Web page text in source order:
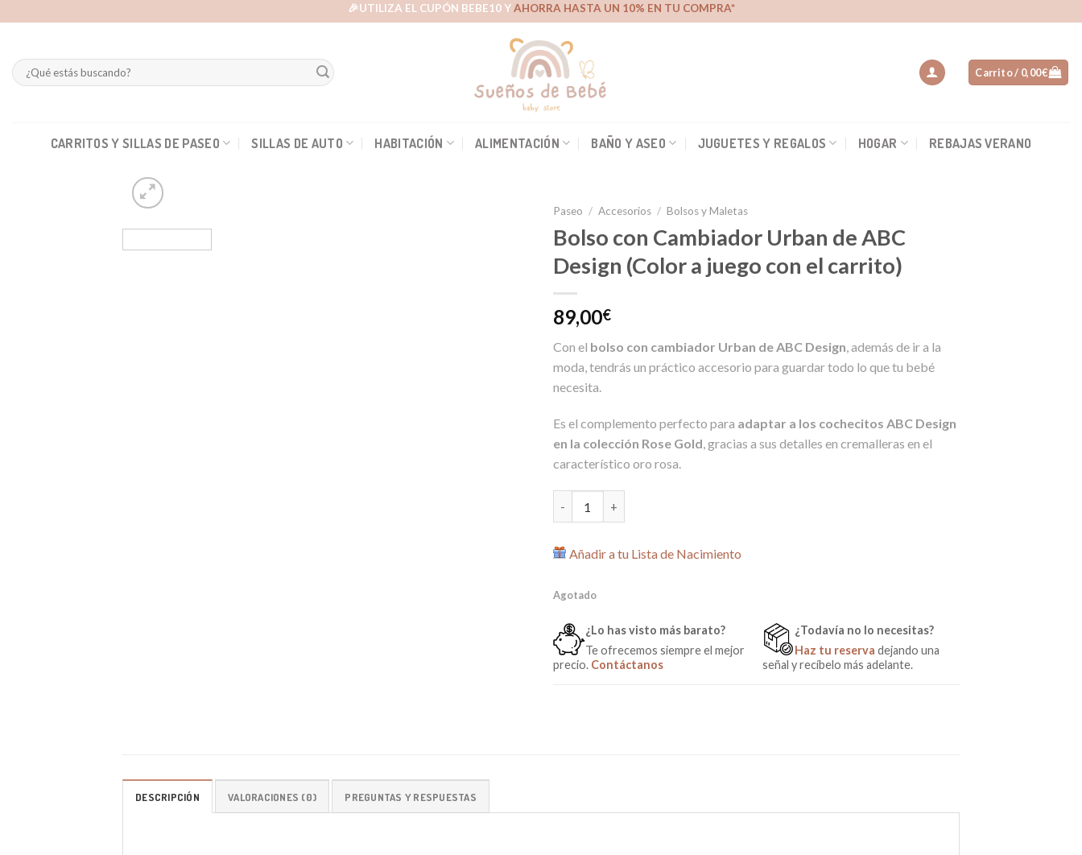
🎉UTILIZA EL CUPÓN BEBE10 YAHORRA HASTA UN 10% EN TU COMPRA*
Buscar
por:
Carrito / 0,00€
CARRITOS Y SILLAS DE PASEO SILLAS DE AUTO HABITACIÓN ALIMENTACIÓN BAÑO Y ASEO JUGUETES Y REGALOS HOGAR REBAJAS VERANO
Paseo / Accesorios / Bolsos y Maletas
Bolso con Cambiador Urban de ABC
Design (Color a juego con el carrito)
89,00€
Con el bolso con cambiador Urban de ABC Design , además de ir a la
moda, tendrás un práctico accesorio para guardar todo lo que tu bebé
necesita.
Es el complemento perfecto para adaptar a los cochecitos ABC Design
en la colección Rose Gold, gracias a sus detalles en cremalleras en el
característico oro rosa.
Añadir a tu Lista de Nacimiento
Agotado
¿Lo has visto más barato?
Te ofrecemos siempre el mejor
precio. Contáctanos
¿Todavía no lo necesitas?
Haz tu reserva dejando una
señal y recíbelo más adelante.
DESCRIPCIÓN VALORACIONES (0) PREGUNTAS Y RESPUESTAS